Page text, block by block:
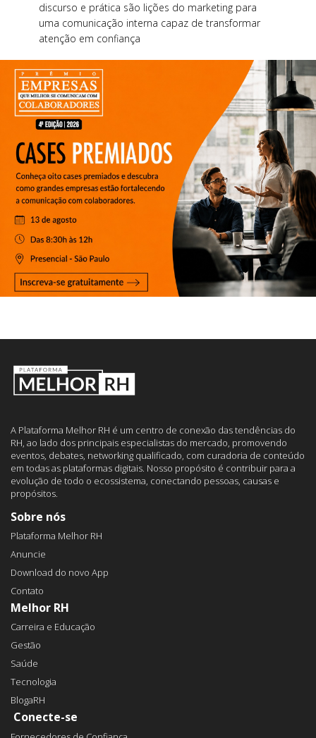
discurso e prática são lições do marketing para
uma comunicação interna capaz de transformar
atenção em confiança
A Plataforma Melhor RH é um centro de conexão das tendências do
RH, ao lado dos principais especialistas do mercado, promovendo
eventos, debates, networking qualificado, com curadoria de conteúdo
em todas as plataformas digitais. Nosso propósito é contribuir para a
evolução de todo o ecossistema, conectando pessoas, causas e
propósitos.
Sobre nós
Plataforma Melhor RH
Anuncie
Download do novo App
Contato
Melhor RH
Carreira e Educação
Gestão
Saúde
Tecnologia
BlogaRH
Conecte-se